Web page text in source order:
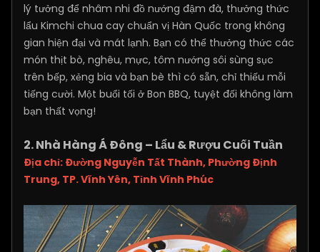
lý tưởng để nhâm nhi đồ nướng đậm đà, thưởng thức
lẩu Kimchi chua cay chuẩn vị Hàn Quốc trong không
gian hiện đại và mát lạnh. Bạn có thể thưởng thức các
món thịt bò, nghêu, mực, tôm nướng sôi sùng sục
trên bếp, xẻng bia và bạn bè thì có sẵn, chỉ thiếu mỗi
tiếng cười. Một buổi tối ở Bon BBQ, tuyệt đối không làm
bạn thất vọng!
2. Nhà Hàng Á Đông – Lẩu & Rượu Cuối Tuần
Địa chỉ: Đường Nguyễn Tất Thành, Phường Định
Trung, TP. Vĩnh Yên, Tỉnh Vĩnh Phúc